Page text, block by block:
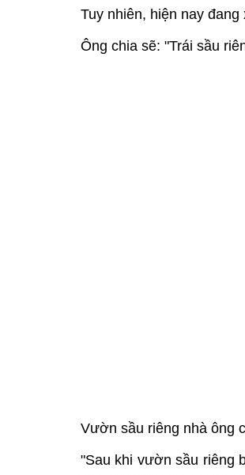
Tuy nhiên, hiện nay
Ông chia sẽ: "Trái sầu
Vườn sầu riêng nhà ông
"Sau khi vườn sầu riêng